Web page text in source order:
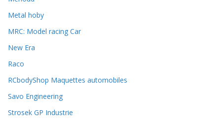
Metal hoby
MRC: Model racing Car
New Era
Raco
RCbodyShop Maquettes automobiles
Savo Engineering
Strosek GP Industrie